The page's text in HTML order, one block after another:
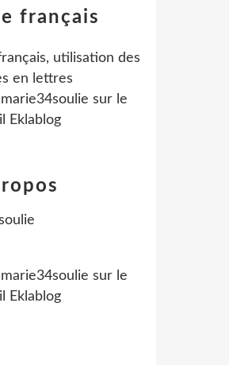
français
utilisation des
en lettres
marie34soulie sur le
Eklablog
marie34soulie sur le
Eklablog